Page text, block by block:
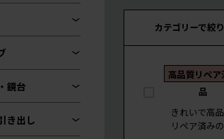
鏡台
き出し
カテゴリーで絞
高品質リペア
品
きれいで高
リペア済み